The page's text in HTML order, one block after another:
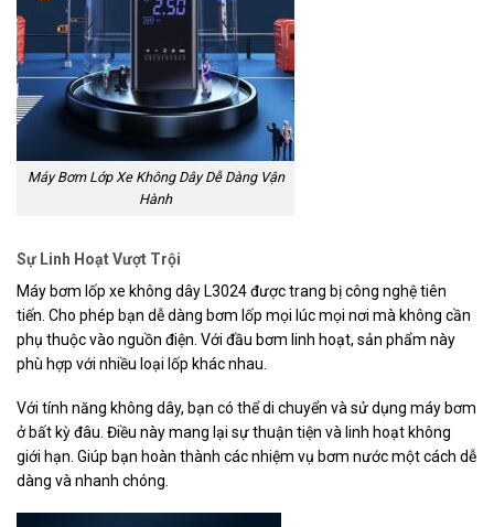
Máy Bơm Lớp Xe Không Dây Dễ Dàng Vận
Hành
Sự Linh Hoạt Vượt Trội
Máy bơm lốp xe không dây L3024 được trang bị công nghệ tiên
tiến. Cho phép bạn dễ dàng bơm lốp mọi lúc mọi nơi mà không cần
phụ thuộc vào nguồn điện. Với đầu bơm linh hoạt, sản phẩm này
phù hợp với nhiều loại lốp khác nhau.
Với tính năng không dây, bạn có thể di chuyển và sử dụng máy bơm
ở bất kỳ đâu. Điều này mang lại sự thuận tiện và linh hoạt không
giới hạn. Giúp bạn hoàn thành các nhiệm vụ bơm nước một cách dễ
dàng và nhanh chóng.